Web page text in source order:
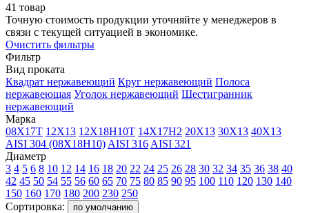
41 товар
Точную стоимость продукции уточняйте у менеджеров в
связи с текущей ситуацией в экономике.
Очистить фильтры
Фильтр
Вид проката
Квадрат нержавеющий Круг нержавеющий Полоса
нержавеющая Уголок нержавеющий Шестигранник
нержавеющий
Марка
08Х17Т 12Х13 12Х18Н10Т 14Х17Н2 20Х13 30Х13 40Х13
AISI 304 (08Х18Н10) AISI 316 AISI 321
Диаметр
3 4 5 6 8 10 12 14 16 18 20 22 24 25 26 28 30 32 34 35 36 38 40
42 45 50 54 55 56 60 65 70 75 80 85 90 95 100 110 120 130 140
150 160 170 180 200 230 250
Сортировка:
по умолчанию